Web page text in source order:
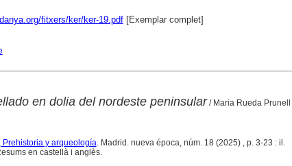
fitxers/ker/ker-19.pdf[Exemplar complet]
en dolia del nordeste peninsular/ Maria Rueda Prunell
Prehistoria y arqueología. Madrid. nueva época, núm. 18 (2025) , p. 3-23 : il.
en castellà i anglès.